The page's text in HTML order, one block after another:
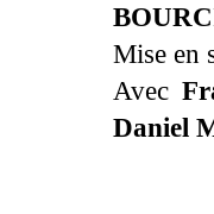
Mise en
Avec
Daniel